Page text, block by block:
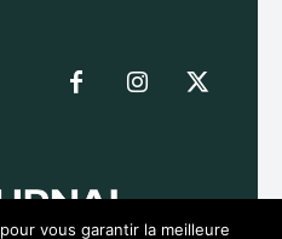
vous garantir la meilleure